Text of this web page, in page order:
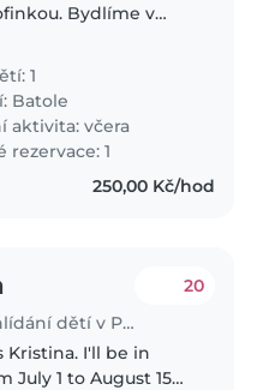
Bydlíme v
ráda hraje a tráví
Je zvídavá, veselá a
která miluje..
1
Batole
aktivita: včera
rezervace: 1
250,00 Kč/hod
Poptávka hlídání dětí v Praha
20
I'll be in
July 1 to August 15